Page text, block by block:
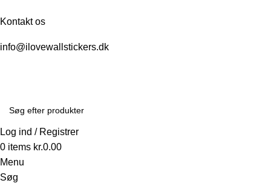
Kontakt os
info@ilovewallstickers.dk
Log ind / Registrer
0 items kr.0.00
Menu
Søg